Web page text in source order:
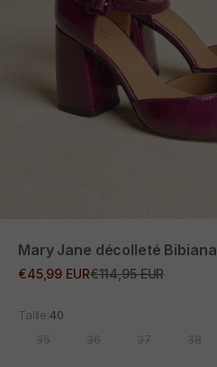
Mary Jane décolleté Bibiana
Prix promotionnel
€45,99 EURPrix normal
€114,95 EUR
Taille:40
35
36 37 38